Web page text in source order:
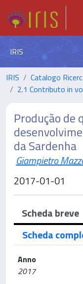
IRIS
IRIS Catalogo
2.1 Contributo in
Produção de
da Sardenha
Giampietro
2017-01-01
Scheda breve
Scheda
Anno
2017